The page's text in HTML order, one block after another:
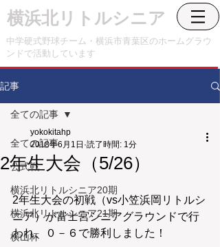
横浜北リトルシニア
中学硬式野球チーム・横浜市青葉区のホームグラウ
ンドで活動しています
記事
全ての記事
公式戦
横浜北リトルシニア20期
横浜北リトルシニア21期
横山杯
全ての記事
2年生大会（5/26）
yokokitahp
2018年6月1日 読了時間: 1分
2年生大会の初戦（vs小笠浜岡リトルシ
ニア）が富士宮シニアグラウンドで行
われ、０－６で勝利しました！